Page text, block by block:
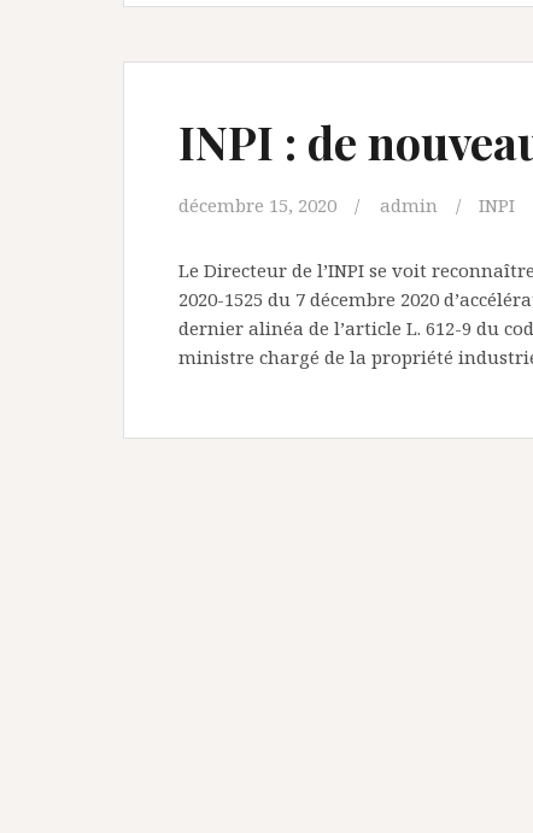
INPI : de
décembre 15, 2020 admin INPI
Le Directeur de l’INPI se voit
2020-1525 du 7 décembre 2020
dernier alinéa de l’article L. 612-9 du
ministre chargé de la propriété